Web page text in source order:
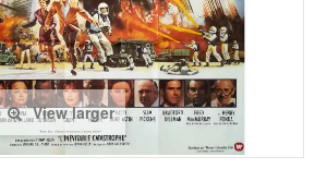
View larger